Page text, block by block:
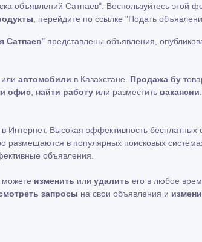
объявлений Сатпаев". Воспользуйтесь этой
, перейдите по ссылке "Подать
Сатпаев" представлены объявления,
или автомобили в Казахстане. Продажа бу
офис найти работу или разместить вакансии
в Интернет. Высокая эффективность бесплатных
размещаются в популярных поисковых
объявления.
изменить или удалить его в любое
запросы на свои объявления и